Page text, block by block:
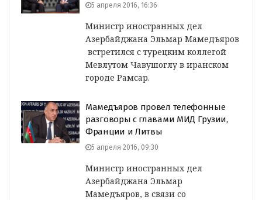
5 апреля 2016, 16:36
Министр иностранных дел
Азербайджана Эльмар Мамедъяров
встретился с турецким коллегой
Мевлутом Чавушоглу в иранском
городе Рамсар.
Мамедъяров провел телефонные
разговоры с главами МИД Грузии,
Франции и Литвы
5 апреля 2016, 09:30
Министр иностранных дел
Азербайджана Эльмар
Мамедъяров, в связи со